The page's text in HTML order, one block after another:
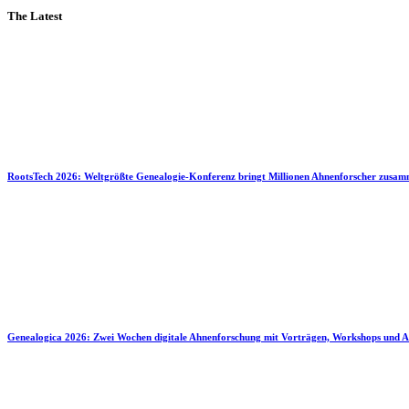
The Latest
RootsTech 2026: Weltgrößte Genealogie-Konferenz bringt Millionen Ahnenforscher
Genealogica 2026: Zwei Wochen digitale Ahnenforschung mit Vorträgen, Workshops und